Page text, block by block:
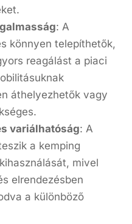
: A
könnyen telepíthetők,
reagálást a piaci
áthelyezhetők vagy
variálhatóság: A
a kemping
mivel
elrendezésben
a különböző